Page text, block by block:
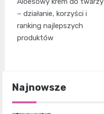
wpisu
– działanie, korzyści i
ranking najlepszych
produktów
Najnowsze